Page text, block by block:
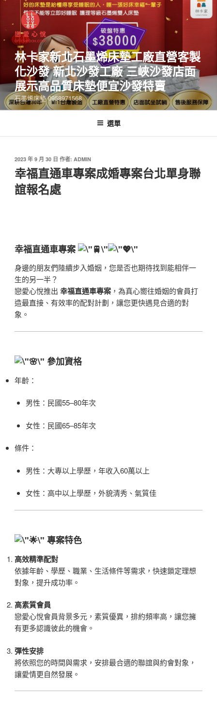
林卡家新北石墨烯床墊工廠直營客製
化沙發 新北沙發工廠 三峽沙發店面
展示高品質床墊便宜沙發特賣
石墨烯床墊 0958971568
選單
2023 年 9 月 30 日 作者: ADMIN
幸福直通車專案成婚專案台北單身聯
誼報名處
幸福直通車專案
身邊的朋友們陸續步入婚姻，您是否也期待找到能相伴一
生的另一半？
戀愛心悅推出 幸福直通車專案 ，為真心嚮往婚姻的會員打
造最直接、有效率的配對計劃，讓您更快遇見合適的對
象。
參加資格
年齡：
男性：民國55–80年次
女性：民國65–85年次
條件：
男性：大專以上學歷，年收入60萬以上
女性：高中以上學歷，外貌清秀、氣質佳
專案特色
高效精準配對
依據年齡、學歷、職業、生活條件等需求，快速鎖定理想
對象，提升成功率。
高素質會員
戀愛心悅會員背景多元，素質優異，排約頻率高，讓您擁
有更多認識彼此的機會。
彈性安排
將依照您的時間與需求，安排最合適的聯誼與約會對象，
讓愛情更自然發展。